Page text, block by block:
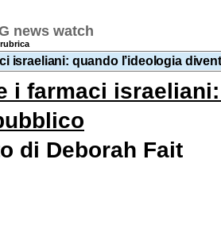
news watch
israeliani: quando l’ideologia
i farmaci
di Deborah Fait